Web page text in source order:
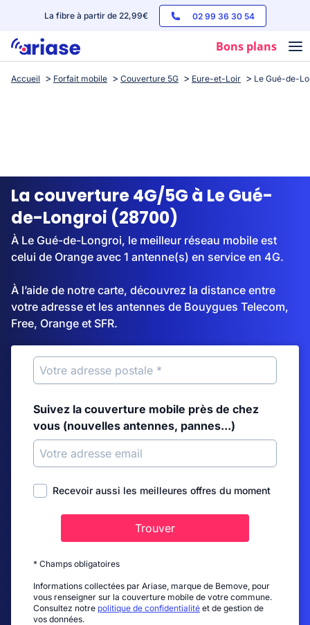
La fibre à partir de 22,99€ 02 99 36 30 54
Bons plans
Box internet
Streaming
Accueil Forfait mobile Couverture 5G Eure-et-Loir Le Gué-de-
La couverture 4G/5G à Le Gué-
de-Longroi (28700)
À Le Gué-de-Longroi, le meilleur réseau mobile est
celui de Orange avec 1 antenne(s) en service en 4G.
À l’aide de notre carte, découvrez la distance entre
votre adresse et les antennes de Bouygues Telecom,
Free, Orange et SFR.
Suivez la couverture mobile près de chez
vous (nouvelles antennes, pannes...)
Recevoir aussi les meilleures offres du moment
Trouver
* Champs obligatoires
Informations collectées par Ariase, marque de Bemove, pour
vous renseigner sur la couverture mobile de votre commune.
Consultez notre politique de confidentialité et de gestion de
vos données.